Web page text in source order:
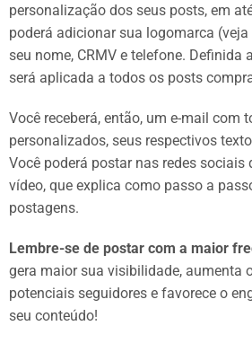
personalização dos seus posts, em
poderá adicionar sua logomarca
seu nome, CRMV e telefone. Definida
será aplicada a todos os posts
Você receberá, então, um e-mail com
personalizados, seus respectivos
Você poderá postar nas redes sociais
vídeo, que explica como passo a
postagens.
Lembre-se de postar com a maior
gera maior sua visibilidade, aumenta
potenciais seguidores e favorece o
seu conteúdo!